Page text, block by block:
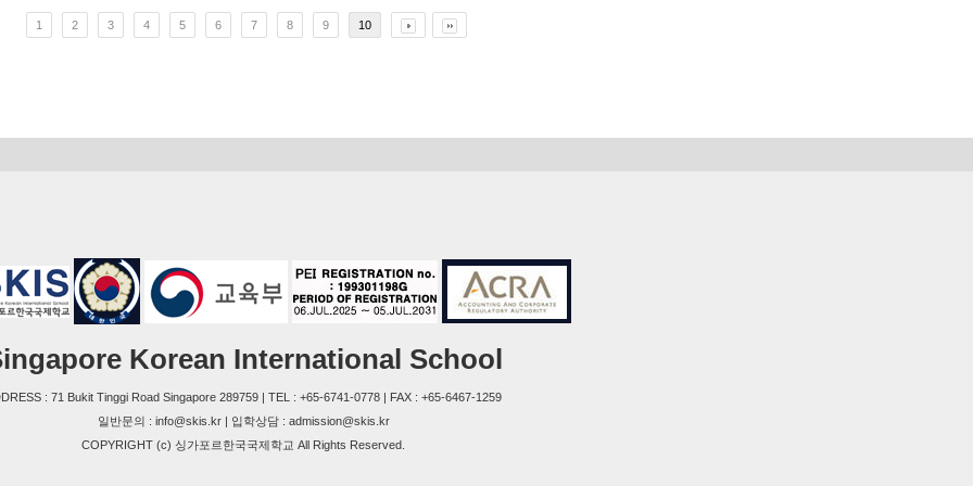
1 2 3 4 5 6 7 8 9 10
Korean International School
: 71 Bukit Tinggi Road Singapore 289759 | TEL : +65-6741-0778 | FAX : +65-6467-1259
일반문의 : info@skis.kr | 입학상담 : admission@skis.kr
COPYRIGHT (c) 싱가포르한국국제학교 All Rights Reserved.